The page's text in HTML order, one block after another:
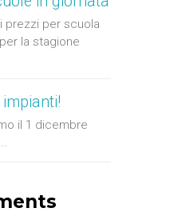
prezzi per scuola
la stagione
il 1 dicembre